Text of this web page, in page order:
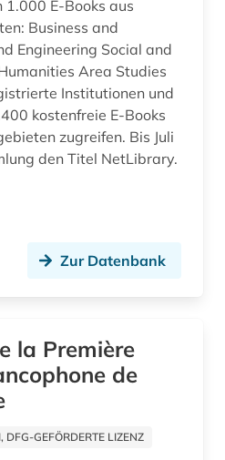
entwicklungspsychologie (1)
erneuerbare energien (1)
erwachsenenbildung (2)
(1)
erziehungswissenschaften (2)
1.000 E-Books aus
and
Engineering Social and
Area Studies
Institutionen und
kostenfreie E-Books
zugreifen. Bis Juli
den Titel NetLibrary.
Zur Datenbank
la Première
de
GEFÖRDERTE LIZENZ